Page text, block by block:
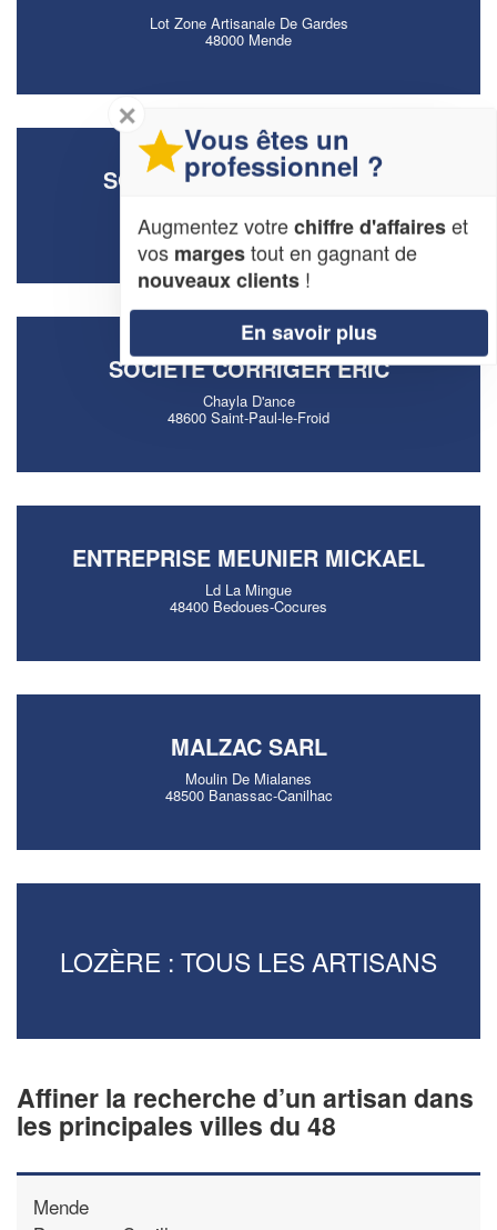
Lot Zone Artisanale De Gardes
48000 Mende
SOCIÉTÉ MEJEAN RENAUD
48210 Gorges-du-Tarn-Causses
SOCIÉTÉ CORRIGER ERIC
Chayla D'ance
48600 Saint-Paul-le-Froid
ENTREPRISE MEUNIER MICKAEL
Ld La Mingue
48400 Bedoues-Cocures
MALZAC SARL
Moulin De Mialanes
48500 Banassac-Canilhac
LOZÈRE : TOUS LES ARTISANS
Affiner la recherche d’un artisan dans
les principales villes du 48
Mende
✕
Vous êtes un
professionnel ?
Augmentez votrechiffre d'affaireset
vos margestout en gagnant de
nouveaux clients !
En savoir plus